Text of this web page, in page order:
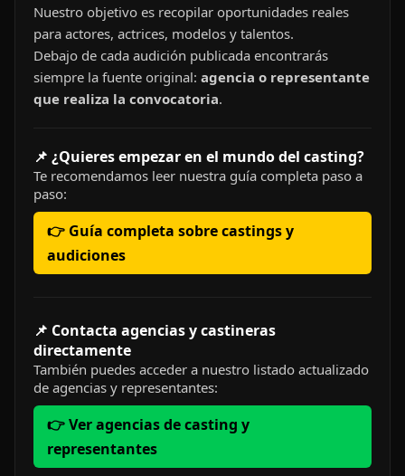
Nuestro objetivo es recopilar oportunidades reales
para actores, actrices, modelos y talentos.
Debajo de cada audición publicada encontrarás
siempre la fuente original: agencia o representante
que realiza la convocatoria.
📌 ¿Quieres empezar en el mundo del casting?
Te recomendamos leer nuestra guía completa paso a
paso:
👉 Guía completa sobre castings y
audiciones
📌 Contacta agencias y castineras
directamente
También puedes acceder a nuestro listado actualizado
de agencias y representantes:
👉 Ver agencias de casting y
representantes